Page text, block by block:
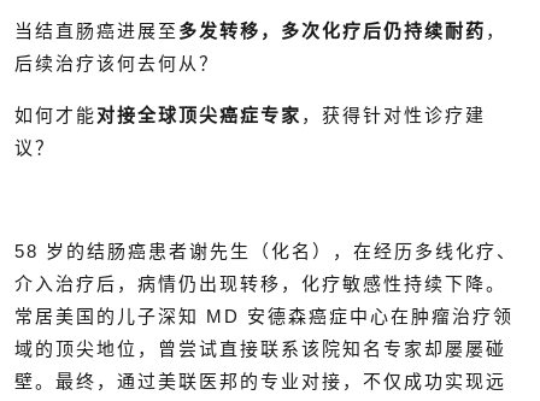
当结直肠癌进展至 多发转移，多次化疗后仍持续耐药 ，
后续治疗该何去何从？
如何才能对接全球顶尖癌症专家 ，获得针对性诊疗建
议？
58 岁的结肠癌患者谢先生（化名），在经历多线化疗、
介入治疗后，病情仍出现转移，化疗敏感性持续下降。
常居美国的儿子深知 MD 安德森癌症中心在肿瘤治疗领
域的顶尖地位，曾尝试直接联系该院知名专家却屡屡碰
壁。最终，通过美联医邦的专业对接，不仅成功实现远